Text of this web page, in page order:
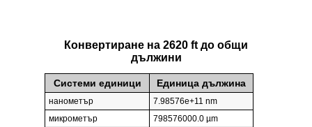
Конвертиране на 2620 ft до общи
дължини
Системи единици Единица дължина
нанометър
7.98576e+11 nm
микрометър
798576000.0 µm